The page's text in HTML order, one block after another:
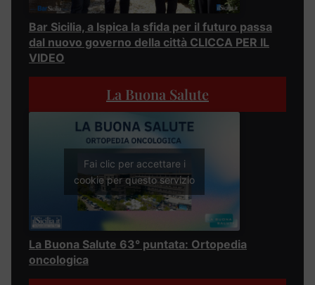
Bar Sicilia, a Ispica la sfida per il futuro passa
dal nuovo governo della città CLICCA PER IL
VIDEO
La Buona Salute
Fai clic per accettare i
cookie per questo servizio
La Buona Salute 63° puntata: Ortopedia
oncologica